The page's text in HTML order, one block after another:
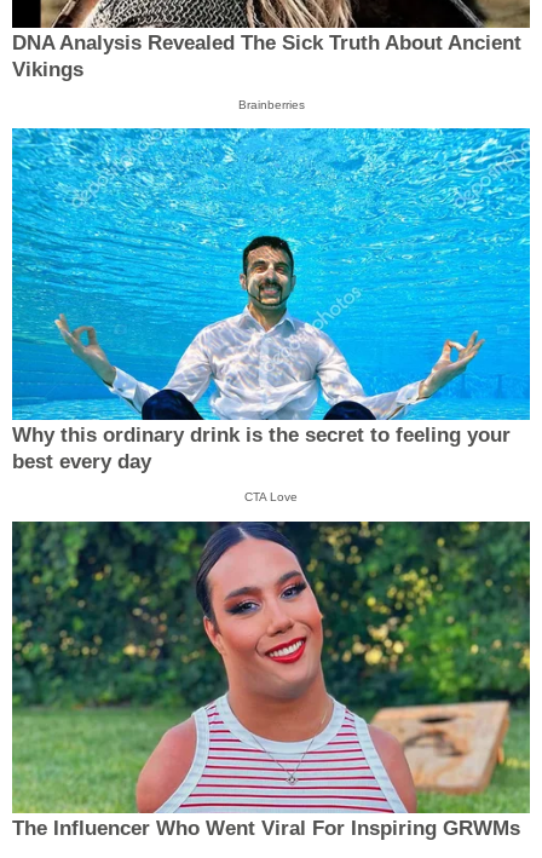
DNA Analysis Revealed The Sick Truth About Ancient
Vikings
Brainberries
Why this ordinary drink is the secret to feeling your
best every day
CTA Love
The Influencer Who Went Viral For Inspiring GRWMs